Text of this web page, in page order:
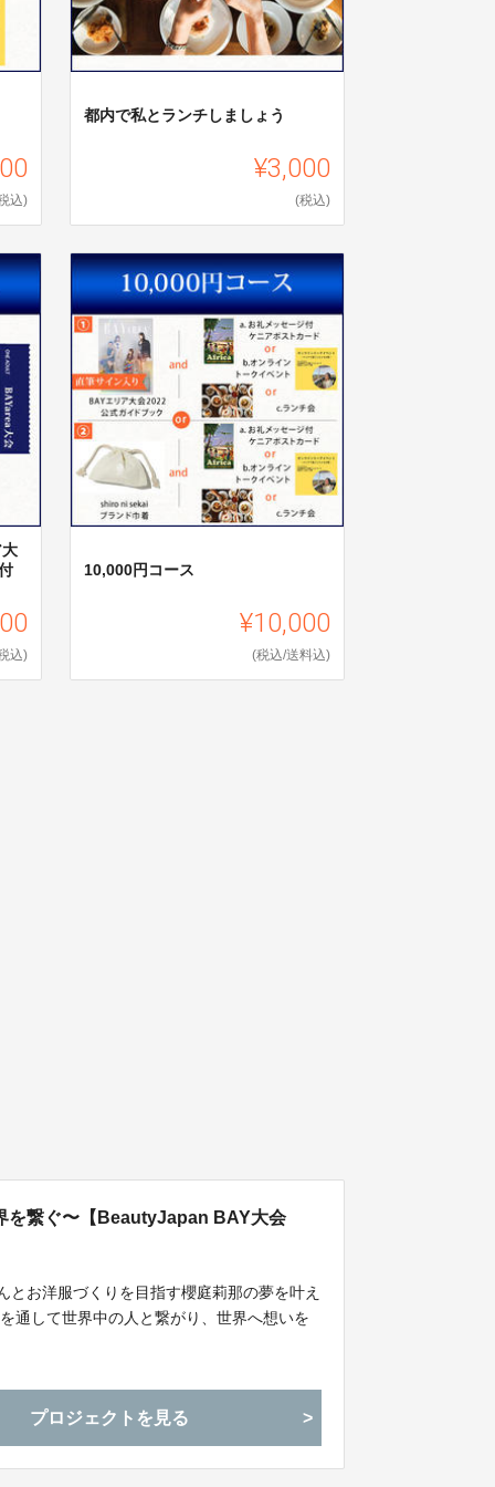
込)
都内で私とランチしましょう
¥3,000
(税込)
込)
10,000円コース
¥10,000
(税込/送料込)
を繋ぐ〜【BeautyJapan BAY大会
お洋服づくりを目指す櫻庭莉那の夢を叶え
通して世界中の人と繋がり、世界へ想いを
プロジェクトを見る